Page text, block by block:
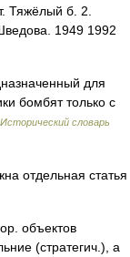
б. 2.
1949 1992
для
бомбят только с
Исторический словарь
отдельная статья
объектов
(стратегич.), а